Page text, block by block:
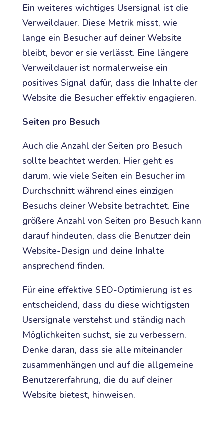
Ein weiteres wichtiges Usersignal ist die
Verweildauer. Diese Metrik misst, wie
lange ein Besucher auf deiner Website
bleibt, bevor er sie verlässt. Eine längere
Verweildauer ist normalerweise ein
positives Signal dafür, dass die Inhalte der
Website die Besucher effektiv engagieren.
Seiten pro Besuch
Auch die Anzahl der Seiten pro Besuch
sollte beachtet werden. Hier geht es
darum, wie viele Seiten ein Besucher im
Durchschnitt während eines einzigen
Besuchs deiner Website betrachtet. Eine
größere Anzahl von Seiten pro Besuch kann
darauf hindeuten, dass die Benutzer dein
Website-Design und deine Inhalte
ansprechend finden.
Für eine effektive SEO-Optimierung ist es
entscheidend, dass du diese wichtigsten
Usersignale verstehst und ständig nach
Möglichkeiten suchst, sie zu verbessern.
Denke daran, dass sie alle miteinander
zusammenhängen und auf die allgemeine
Benutzererfahrung, die du auf deiner
Website bietest, hinweisen.